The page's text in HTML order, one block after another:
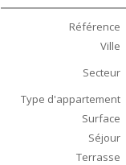
Référence
Ville
Secteur
Type d'appartement
Surface
Séjour
Terrasse